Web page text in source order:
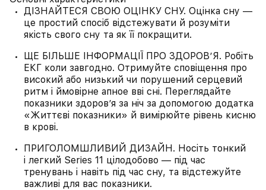
ДІЗНАЙТЕСЯ СВОЮ ОЦІНКУ СНУ. Оцінка сну —
це простий спосіб відстежувати й розуміти
якість свого сну та як її покращити.
ЩЕ БІЛЬШЕ ІНФОРМАЦІЇ ПРО ЗДОРОВ’Я. Робіть
ЕКГ коли завгодно. Отримуйте сповіщення про
високий або низький чи порушений серцевий
ритм і ймовірне апное вві сні. Переглядайте
показники здоров’я за ніч за допомогою додатка
«Життєві показники» й вимірюйте рівень кисню
в крові.
ПРИГОЛОМШЛИВИЙ ДИЗАЙН. Носіть тонкий
і легкий Series 11 цілодобово — під час
тренувань і навіть під час сну, та відстежуйте
важливі для вас показники.